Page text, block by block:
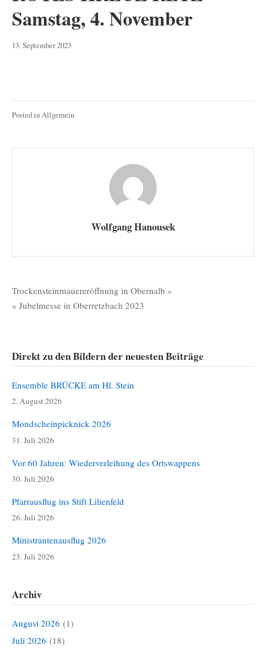
Samstag, 4. November
13. September 202313.
Posted inAllgemein
Wolfgang Hanousek
Beitragsnavigation
Trockensteinmauereröffnung in Obernalb »
« Jubelmesse in Oberretzbach 2023
Direkt zu den Bildern der neuesten Beiträge
Ensemble BRÜCKE am Hl. Stein
2. August 2026
Mondscheinpicknick 2026
31. Juli 2026
Vor 60 Jahren: Wiederverleihung des Ortswappens
30. Juli 2026
Pfarrausflug ins Stift Lilienfeld
26. Juli 2026
Ministrantenausflug 2026
23. Juli 2026
Archiv
August 2026 (1)
Juli 2026 (18)